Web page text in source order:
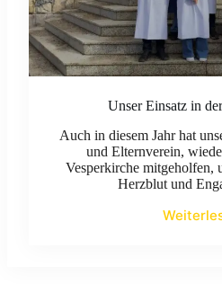
Unser Einsatz in
Auch in diesem Jahr hat
und Elternverein,
Vesperkirche mitgeholfen,
Herzblut und